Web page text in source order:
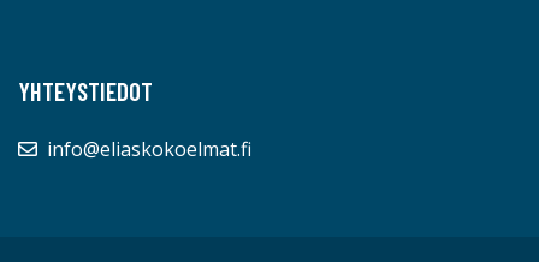
YHTEYSTIEDOT
info@eliaskokoelmat.fi